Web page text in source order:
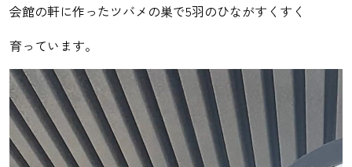
会館の軒に作ったツバメの巣で5羽のひながすくすく
育っています。